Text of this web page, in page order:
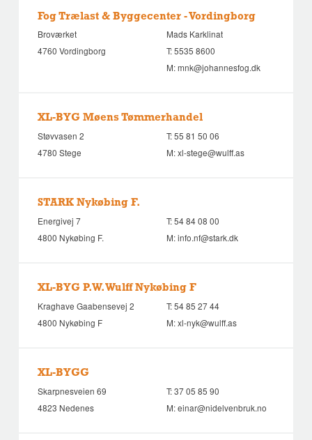
Fog Trælast & Byggecenter - Vordingborg
Broværket
4760 Vordingborg
Mads Karklinat
T:5535 8600
M:mnk@johannesfog.dk
XL-BYG Møens Tømmerhandel
Støvvasen 2
4780 Stege
T:55 81 50 06
M:xl-stege@wulff.as
STARK Nykøbing F.
Energivej 7
4800 Nykøbing F.
T:54 84 08 00
M:info.nf@stark.dk
XL-BYG P.W. Wulff Nykøbing F
Kraghave Gaabensevej 2
4800 Nykøbing F
T:54 85 27 44
M:xl-nyk@wulff.as
XL-BYGG
Skarpnesveien 69
4823 Nedenes
T:37 05 85 90
M:einar@nidelvenbruk.no